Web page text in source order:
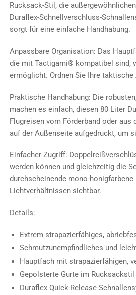
Rucksack-Stil, die
Duraflex-Schnellverschluss-
sorgt für eine einfache Handhabung.
Anpassbare Organisation: Das
die mit Tactigami® kompatibel sind,
ermöglicht. Ordnen Sie Ihre
Praktische Handhabung: Die
machen es einfach, diesen 80 Liter
Flugreisen vom Förderband oder aus
auf der Außenseite aufgedruckt, um
Einfacher Zugriff:
werden können und gleichzeitig die
durchscheinende mono-
Lichtverhältnissen sichtbar.
Details:
Extrem strapazierfähiges,
Schmutzunempfindliches und
Hauptfach mit strapazierfähigen,
Gepolsterte Gurte im
Duraflex Quick-Release-